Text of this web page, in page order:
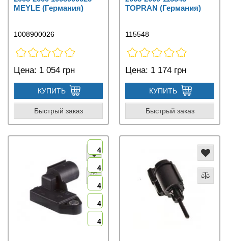
MEYLE (Германия)
1008900026
Цена: 1 054 грн
КУПИТЬ
Быстрый заказ
TOPRAN (Германия)
115548
Цена: 1 174 грн
КУПИТЬ
Быстрый заказ
4
4
4
4
4